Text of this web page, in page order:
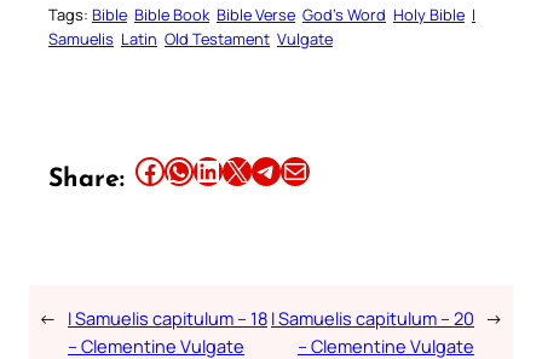
Tags: Bible Bible Book Bible Verse God’s Word Holy Bible I
Samuelis Latin Old Testament Vulgate
Share: Share this article on Facebook Share this article on WhatsApp Share this article on LinkedIn Share this article on X Share this article on TelegramEmail this Article
← I Samuelis capitulum – 18
– Clementine Vulgate
I Samuelis capitulum – 20
– Clementine Vulgate
→